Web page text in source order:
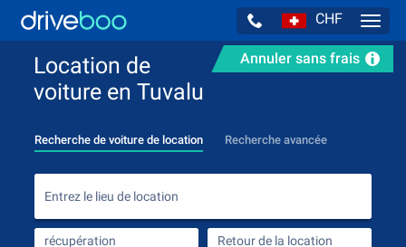
CHF
Annuler sans frais
Location de
voiture en Tuvalu
Recherche de voiture de location Recherche avancée
Entrez le lieu de location
récupération Retour de la location